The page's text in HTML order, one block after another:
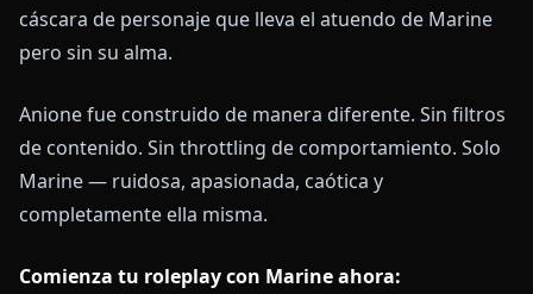
cáscara de personaje que lleva el atuendo de Marine
pero sin su alma.
Anione fue construido de manera diferente. Sin filtros
de contenido. Sin throttling de comportamiento. Solo
Marine — ruidosa, apasionada, caótica y
completamente ella misma.
Comienza tu roleplay con Marine ahora: